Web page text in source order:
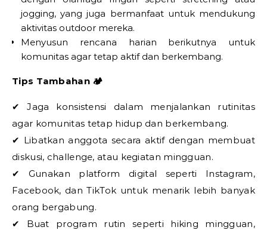
jogging, yang juga bermanfaat untuk mendukung
aktivitas outdoor mereka.
Menyusun rencana harian berikutnya untuk
komunitas agar tetap aktif dan berkembang.
Tips Tambahan 🏕️
✔ Jaga konsistensi dalam menjalankan rutinitas
agar komunitas tetap hidup dan berkembang.
✔ Libatkan anggota secara aktif dengan membuat
diskusi, challenge, atau kegiatan mingguan.
✔ Gunakan platform digital seperti Instagram,
Facebook, dan TikTok untuk menarik lebih banyak
orang bergabung.
✔ Buat program rutin seperti hiking mingguan,